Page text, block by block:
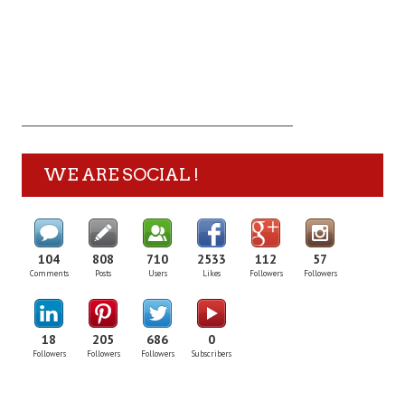
WE ARE SOCIAL !
104
Comments
808
Posts
710
Users
2533
Likes
112
Followers
57
Followers
18
Followers
205
Followers
686
Followers
0
Subscribers